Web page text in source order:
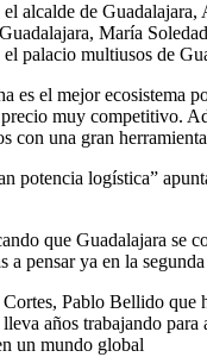
alcalde de
María
palacio multiusos de
es el mejor
muy competitivo.
con una gran
potencia logística”
que Guadalajara
pensar ya en la
Pablo Bellido
años trabajando
un mundo global